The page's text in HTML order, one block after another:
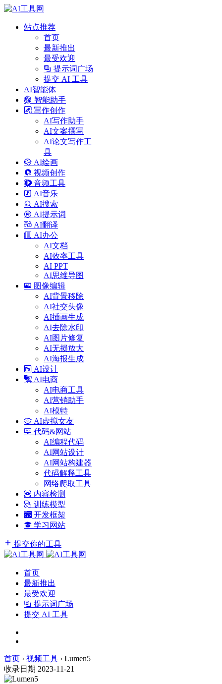
站点推荐
首页
最新推出
最受欢迎
提示词广场
提交 AI 工具
AI智能体
智能助手
写作创作
AI写作助手
AI文案撰写
AI论文写作工
具
AI绘画
视频创作
音频工具
AI音乐
AI搜索
AI提示词
AI翻译
AI办公
AI文档
AI效率工具
AI PPT
AI思维导图
图像编辑
AI背景移除
AI社交头像
AI插画生成
AI去除水印
AI图片修复
AI无损放大
AI海报生成
AI设计
AI电商
AI电商工具
AI营销助手
AI模特
AI虚拟女友
代码&网站
AI编程代码
AI网站设计
AI网站构建器
代码解释工具
网络爬取工具
内容检测
训练模型
开发框架
学习网站
提交你的工具
首页
最新推出
最受欢迎
提示词广场
提交 AI 工具
首页 › 视频工具 › Lumen5
收录日期 2023-11-21